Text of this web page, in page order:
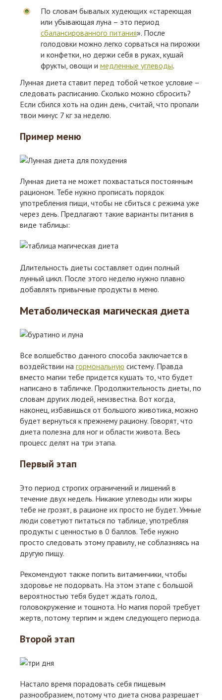
По словам бывалых худеющих «стареющая
или убывающая луна – это период
сбалансированного питания». После
голодовки можно легко сорваться на пирожки
и конфетки, но держи себя в руках, кушай
фрукты, овощи и медленные углеводы.
Лунная диета ставит перед тобой четкое условие –
следовать расписанию. Сколько можно сбросить?
Если сбился хоть на один день, считай, что пропали
твои минус 7 кг за неделю.
Пример меню
Лунная диета не может похвастаться постоянным
рационом. Тебе нужно прописать порядок
употребления пищи, чтобы не сбиться с режима уже
через день. Предлагают такие варианты питания в
виде таблицы:
Длительность диеты составляет один полный
лунный цикл. После этого неделю нужно плавно
добавлять привычные продукты в меню.
Метаболическая магическая диета
Все волшебство данного способа заключается в
воздействии на гормональную систему. Правда
вместо магии тебе придется кушать то, что будет
написано в табличке. Продолжительность диеты, по
словам других людей, неизвестна. Вот когда,
наконец, избавишься от большого животика, можно
будет вернуться к прежнему рациону. Говорят, что
диета полезна для ног и области живота. Весь
процесс делят на три этапа.
Первый этап
Это период строгих ограничений и лишений в
течение двух недель. Никакие углеводы или жиры
тебе не грозят, в рационе их просто не будет. Умные
люди советуют питаться по таблице, употребляя
продукты с ценностью в 0 баллов. Тебе нужно
просто следовать этому правилу, не соблазняясь на
другую пищу.
Рекомендуют также попить витаминчики, чтобы
здоровье не подорвать. На этом этапе с большой
вероятностью тебя будет ждать голод,
головокружение и тошнота. Но магия порой требует
жертв, потому терпим и ждем следующего периода.
Второй этап
Настало время порадовать себя пищевым
разнообразием, потому что диета снова разрешает